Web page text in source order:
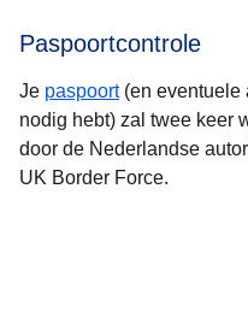
Paspoortcontrole
Je paspoort(en eventuele
nodig hebt) zal twee keer
door de Nederlandse
UK Border Force.